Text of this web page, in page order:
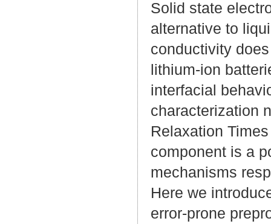
Solid state
alternative to
conductivity
lithium-ion
interfacial
characterization
Relaxation
component is a
mechanisms
Here we
error-prone